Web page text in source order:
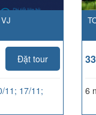
Đặt tour
11; 17/11;
6